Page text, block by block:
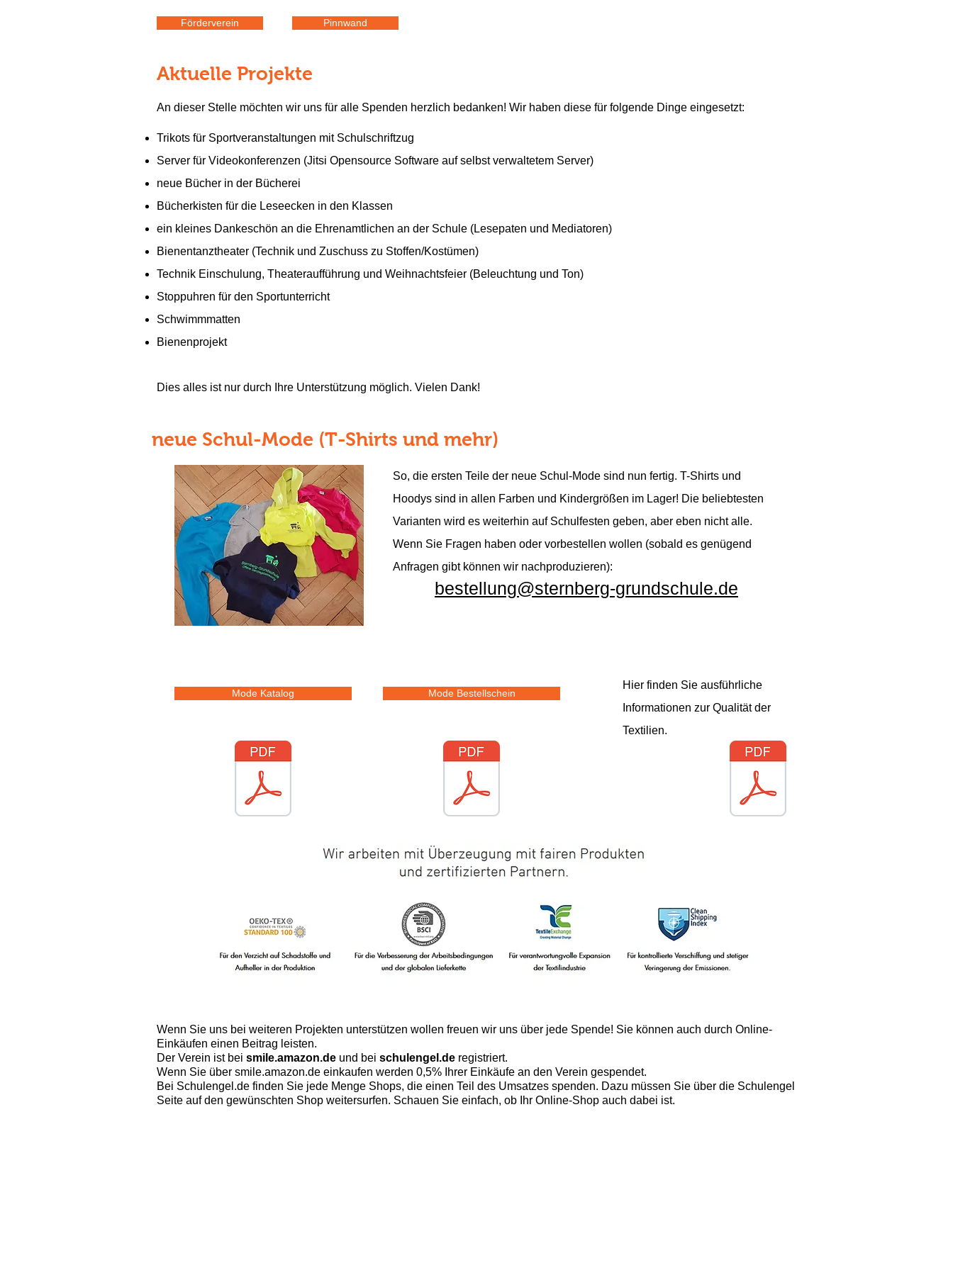
Förderverein Pinnwand
Aktuelle Projekte
An dieser Stelle möchten wir uns für alle Spenden herzlich bedanken! Wir haben diese für folgende Dinge eingesetzt:
Trikots für Sportveranstaltungen mit Schulschriftzug
Server für Videokonferenzen (Jitsi Opensource Software auf selbst verwaltetem Server)
neue Bücher in der Bücherei
Bücherkisten für die Leseecken in den Klassen
ein kleines Dankeschön an die Ehrenamtlichen an der Schule (Lesepaten und Mediatoren)
Bienentanztheater (Technik und Zuschuss zu Stoffen/Kostümen)
Technik Einschulung, Theateraufführung und Weihnachtsfeier (Beleuchtung und Ton)
Stoppuhren für den Sportunterricht
Schwimmmatten
Bienenprojekt
Dies alles ist nur durch Ihre Unterstützung möglich. Vielen Dank!
neue Schul-Mode (T-Shirts und mehr)
Mode Katalog
So, die ersten Teile der neue Schul-Mode sind nun fertig. T-Shirts und
Hoodys sind in allen Farben und Kindergrößen im Lager! Die beliebtesten
Varianten wird es weiterhin auf Schulfesten geben, aber eben nicht alle.
Wenn Sie Fragen haben oder vorbestellen wollen (sobald es genügend
Anfragen gibt können wir nachproduzieren):
bestellung@sternberg-grundschule.de
Mode Bestellschein
Hier finden Sie ausführliche
Informationen zur Qualität der
Textilien.
​Wenn Sie uns bei weiteren Projekten unterstützen wollen freuen wir uns über jede Spende! Sie können auch durch Online-
Einkäufen einen Beitrag leisten.
Der Verein ist bei smile.amazon.de und bei schulengel.de registriert.
Wenn Sie über smile.amazon.de einkaufen werden 0,5% Ihrer Einkäufe an den Verein gespendet.
Bei Schulengel.de finden Sie jede Menge Shops, die einen Teil des Umsatzes spenden. Dazu müssen Sie über die Schulengel
Seite auf den gewünschten Shop weitersurfen. Schauen Sie einfach, ob Ihr Online-Shop auch dabei ist.